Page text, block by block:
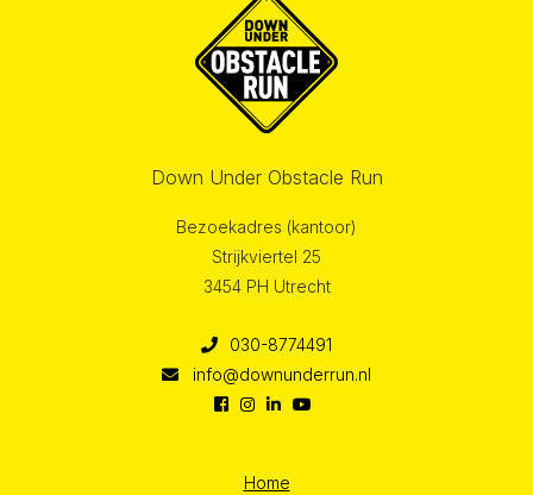
Down Under Obstacle Run
Bezoekadres (kantoor)
Strijkviertel 25
3454 PH Utrecht
030-8774491
info@downunderrun.nl
Home